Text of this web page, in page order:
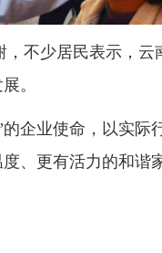
不少居民表示，
。
企业使命，以实际
、更有活力的和谐